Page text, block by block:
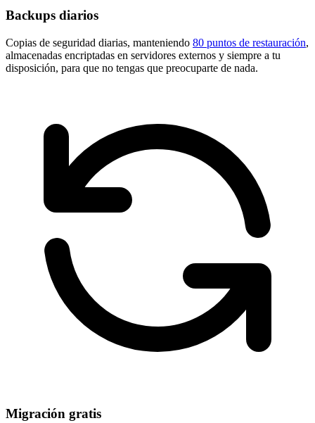
Backups diarios
Copias de seguridad diarias, manteniendo 80 puntos de restauración,
almacenadas encriptadas en servidores externos y siempre a tu
disposición, para que no tengas que preocuparte de nada.
Migración gratis